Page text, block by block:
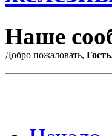
Наше
Добро пожаловать, Гость